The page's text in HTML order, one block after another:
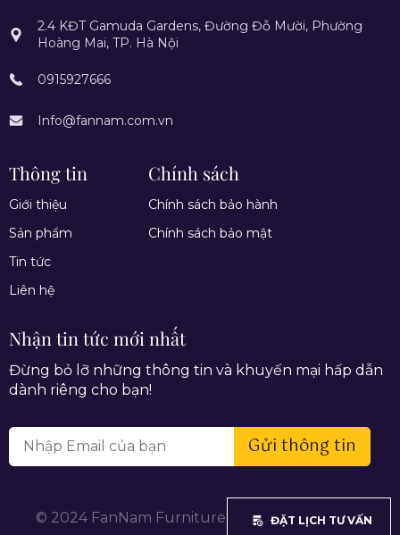
2.4 KĐT Gamuda Gardens, Đường Đỗ Mười, Phường
Hoàng Mai, TP. Hà Nội
0915927666
Info@fannam.com.vn
Thông tin
Giới thiệu
Sản phẩm
Tin tức
Liên hệ
Chính sách
Chính sách bảo hành
Chính sách bảo mật
Nhận tin tức mới nhất
Đừng bỏ lỡ những thông tin và khuyến mại hấp dẫn
dành riêng cho bạn!
Gửi thông tin
© 2024 FanNam Furniture. All rights reserved.
ĐẶT LỊCH TƯ VẤN